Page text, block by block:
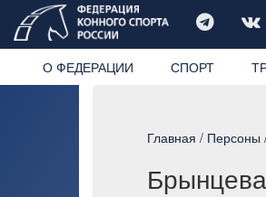
О ФЕДЕРАЦИИ СПОРТ
Главная / Персоны